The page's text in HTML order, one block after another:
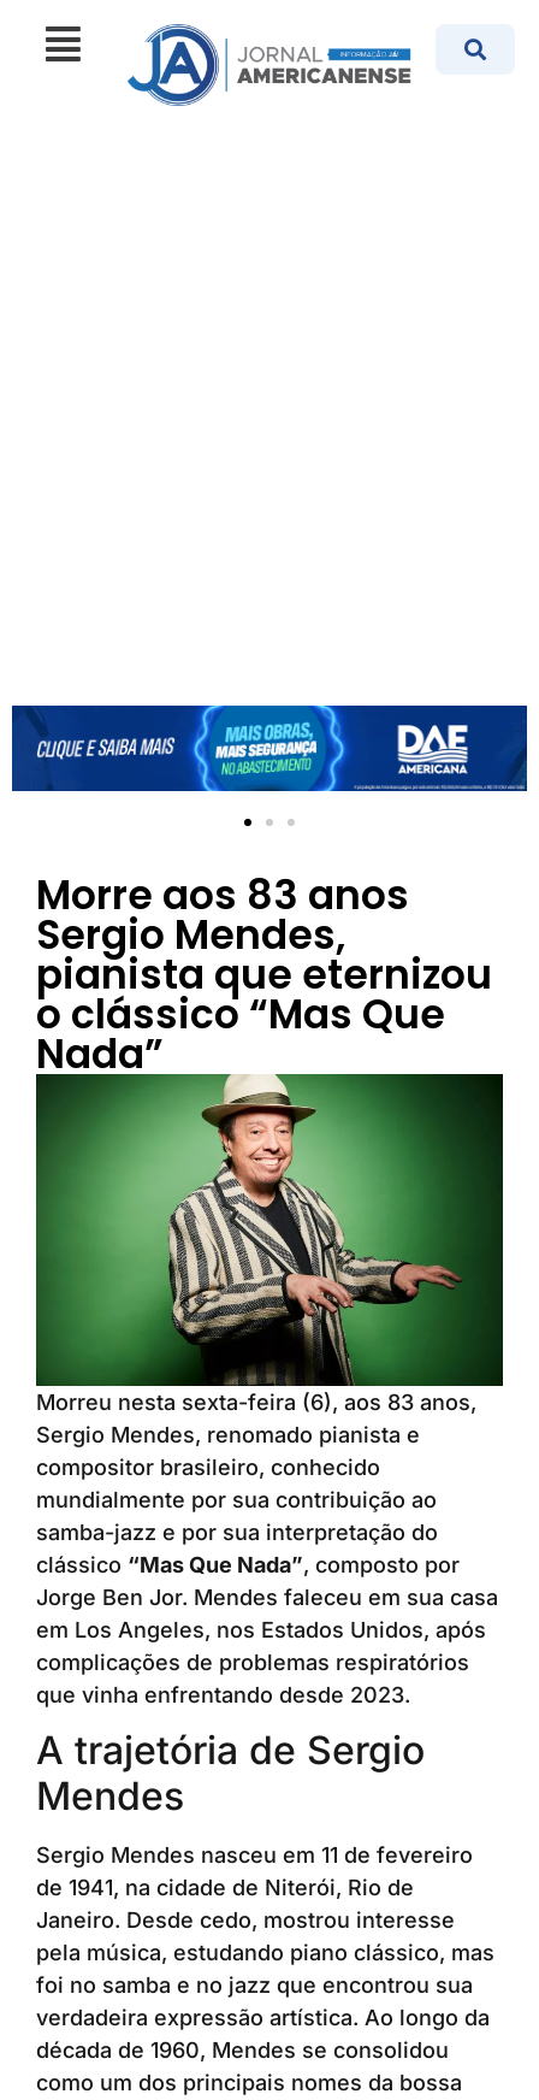
Morre aos 83 anos
Sergio Mendes,
pianista que eternizou
o clássico “Mas Que
Nada”
Morreu nesta sexta-feira (6), aos 83 anos,
Sergio Mendes, renomado pianista e
compositor brasileiro, conhecido
mundialmente por sua contribuição ao
samba-jazz e por sua interpretação do
clássico “Mas Que Nada”, composto por
Jorge Ben Jor. Mendes faleceu em sua casa
em Los Angeles, nos Estados Unidos, após
complicações de problemas respiratórios
que vinha enfrentando desde 2023.
A trajetória de Sergio
Mendes
Sergio Mendes nasceu em 11 de fevereiro
de 1941, na cidade de Niterói, Rio de
Janeiro. Desde cedo, mostrou interesse
pela música, estudando piano clássico, mas
foi no samba e no jazz que encontrou sua
verdadeira expressão artística. Ao longo da
década de 1960, Mendes se consolidou
como um dos principais nomes da bossa